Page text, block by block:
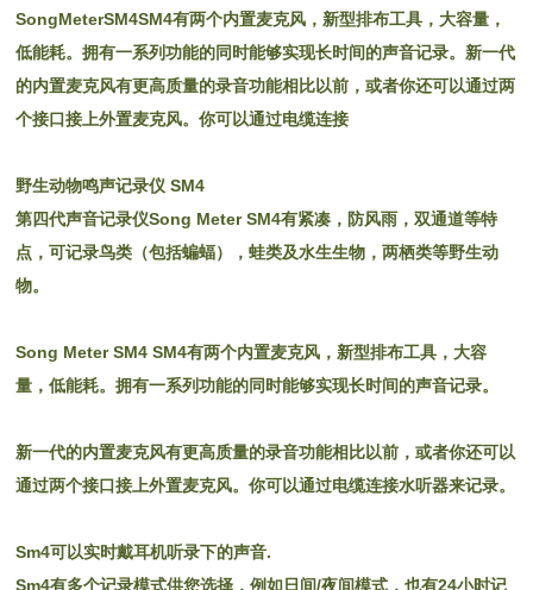
SongMeterSM4SM4有两个内置麦克风，新型排布工具，大容量，
低能耗。拥有一系列功能的同时能够实现长时间的声音记录。新一代
的内置麦克风有更高质量的录音功能相比以前，或者你还可以通过两
个接口接上外置麦克风。你可以通过电缆连接
野生动物鸣声记录仪 SM4
第四代声音记录仪Song Meter SM4有紧凑，防风雨，双通道等特
点，可记录鸟类（包括蝙蝠），蛙类及水生生物，两栖类等野生动
物。
Song Meter SM4 SM4有两个内置麦克风，新型排布工具，大容
量，低能耗。拥有一系列功能的同时能够实现长时间的声音记录。
新一代的内置麦克风有更高质量的录音功能相比以前，或者你还可以
通过两个接口接上外置麦克风。你可以通过电缆连接水听器来记录。
Sm4可以实时戴耳机听录下的声音.
Sm4有多个记录模式供您选择，例如日间/夜间模式，也有24小时记